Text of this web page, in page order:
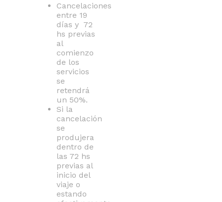
Cancelaciones
entre 19
días y 72
hs previas
al
comienzo
de los
servicios
se
retendrá
un 50%.
Si la
cancelación
se
produjera
dentro de
las 72 hs
previas al
inicio del
viaje o
estando